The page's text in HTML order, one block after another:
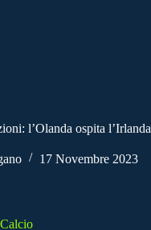
l’Olanda ospita l’Irlanda
17 Novembre 2023
Calcio